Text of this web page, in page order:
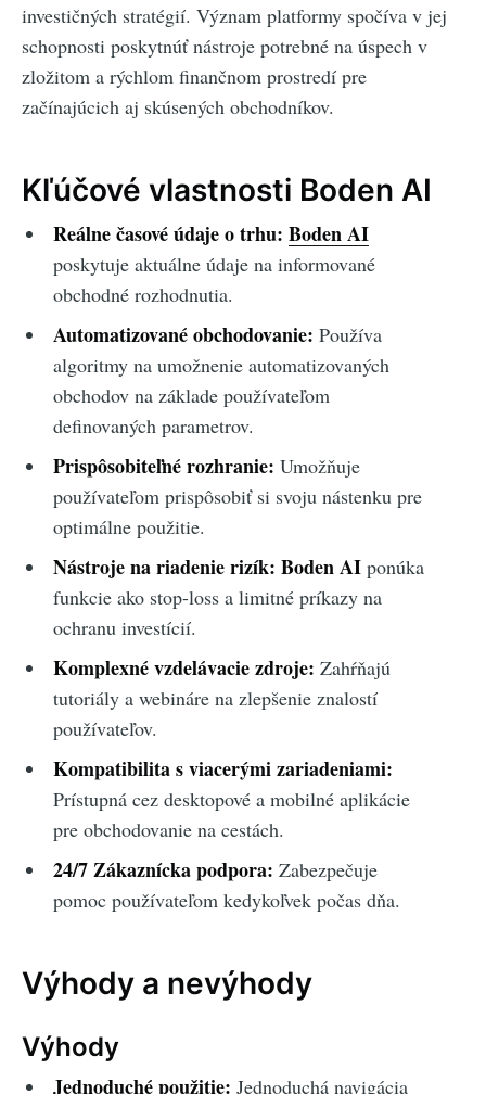
investičných stratégií. Význam platformy spočíva v jej
schopnosti poskytnúť nástroje potrebné na úspech v
zložitom a rýchlom finančnom prostredí pre
začínajúcich aj skúsených obchodníkov.
Kľúčové vlastnosti Boden AI
Reálne časové údaje o trhu: Boden AI
poskytuje aktuálne údaje na informované
obchodné rozhodnutia.
Automatizované obchodovanie: Používa
algoritmy na umožnenie automatizovaných
obchodov na základe používateľom
definovaných parametrov.
Prispôsobiteľné rozhranie: Umožňuje
používateľom prispôsobiť si svoju nástenku pre
optimálne použitie.
Nástroje na riadenie rizík: Boden AIponúka
funkcie ako stop-loss a limitné príkazy na
ochranu investícií.
Komplexné vzdelávacie zdroje: Zahŕňajú
tutoriály a webináre na zlepšenie znalostí
používateľov.
Kompatibilita s viacerými zariadeniami:
Prístupná cez desktopové a mobilné aplikácie
pre obchodovanie na cestách.
24/7 Zákaznícka podpora: Zabezpečuje
pomoc používateľom kedykoľvek počas dňa.
Výhody a nevýhody
Výhody
Jednoduché použitie: Jednoduchá navigácia